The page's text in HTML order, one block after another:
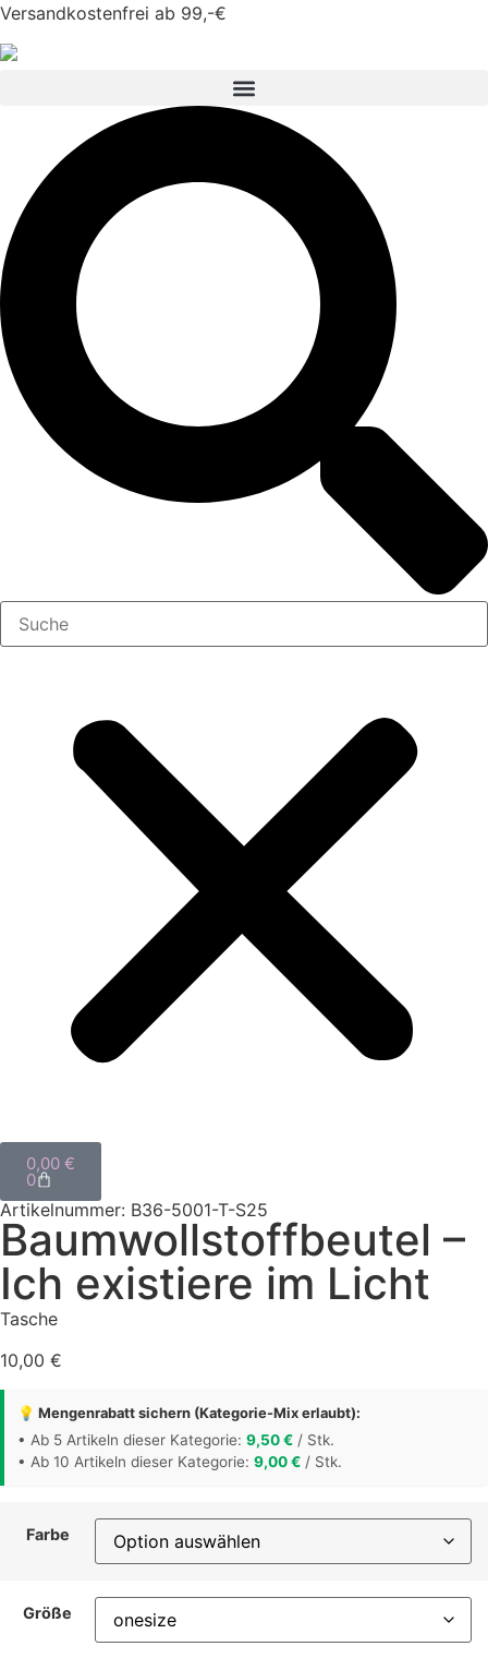
Versandkostenfrei ab 99,-€
0,00 €
0
Artikelnummer: B36-5001-T-S25
Baumwollstoffbeutel –
Ich existiere im Licht
Tasche
10,00 €
💡 Mengenrabatt sichern (Kategorie-Mix erlaubt):
• Ab 5 Artikeln dieser Kategorie: 9,50€ / Stk.
• Ab 10 Artikeln dieser Kategorie: 9,00€ / Stk.
Farbe
Größe